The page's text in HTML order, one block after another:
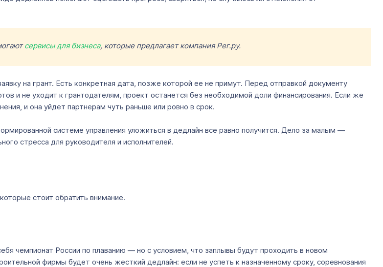
сервисы для бизнеса, которые предлагает компания Рег.ру.
на грант. Есть конкретная дата, позже которой ее не примут. Перед отправкой документу
и не уходит к грантодателям, проект останется без необходимой доли финансирования. Если же
и она уйдет партнерам чуть раньше или ровно в срок.
системе управления уложиться в дедлайн все равно получится. Дело за малым —
стресса для руководителя и исполнителей.
стоит обратить внимание.
чемпионат России по плаванию — но с условием, что заплывы будут проходить в новом
фирмы будет очень жесткий дедлайн: если не успеть к назначенному сроку, соревнования